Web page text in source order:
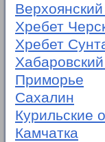
Хребет
Хребет
Приморье
Сахалин
Курильские
Камчатка